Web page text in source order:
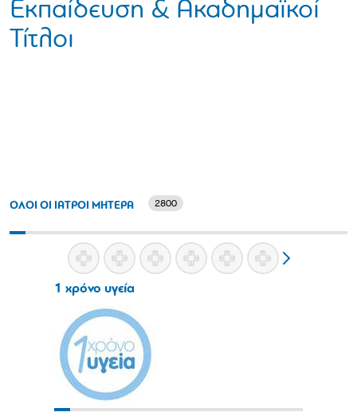
Εκπαίδευση & Ακαδημαϊκοί
Τίτλοι
ΟΛΟΙ ΟΙ ΙΑΤΡΟΙ ΜΗΤΕΡΑ 2800
1 χρόνο υγεία